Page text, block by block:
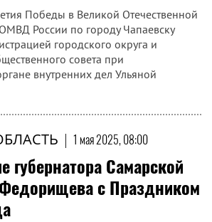
Победы в Великой Отечественной
России по городу Чапаевску
городского округа и
совета при
внутренних дел Ульяной
| 1 мая 2025, 08:00
губернатора Самарской
с Праздником